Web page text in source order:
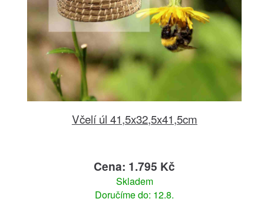
Včelí úl 41,5x32,5x41,5cm
Cena: 1.795 Kč
Skladem
Doručíme do: 12.8.